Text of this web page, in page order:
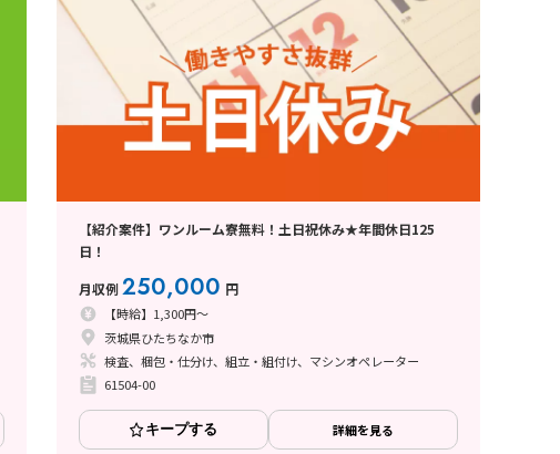
【紹介案件】ワンルーム寮無料！土日祝休み★年間休日125
日！
月収例250,000 円
【時給】1,300円～
茨城県ひたちなか市
検査、梱包・仕分け、組立・組付け、マシンオペレーター
61504-00
キープする 詳細を見る